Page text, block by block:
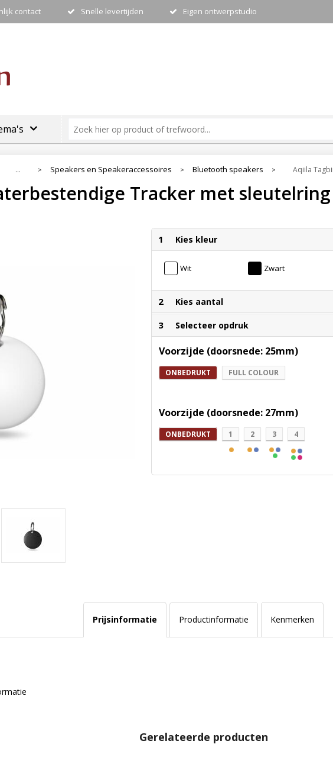
contact Snelle levertijden Eigen ontwerpstudio
... > Speakers en Speakeraccessoires > Bluetooth speakers > Aqiila
Tracker met sleutelring
1 Kies kleur
Wit Zwart
2 Kies aantal
3 Selecteer opdruk
Voorzijde (doorsnede: 25mm)
ONBEDRUKT FULL COLOUR
Voorzijde (doorsnede: 27mm)
ONBEDRUKT 1 2 3 4
Prijsinformatie Productinformatie Kenmerken
Gerelateerde producten